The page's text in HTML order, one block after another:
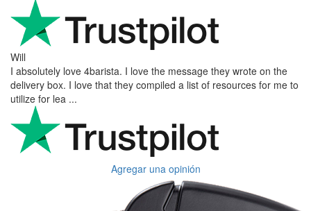
Will
I absolutely love 4barista. I love the message they wrote on the
delivery box. I love that they compiled a list of resources for me to
utilize for lea ...
Agregar una opinión